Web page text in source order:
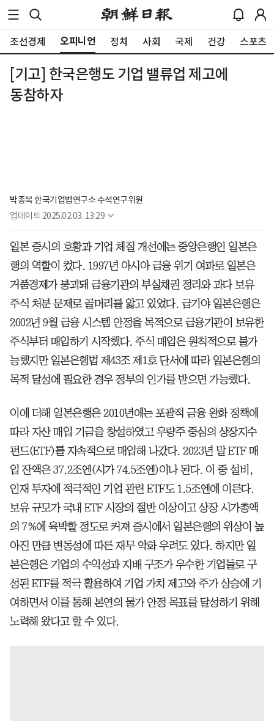
조선경제 오피니언 정치 사회 국제 건강 스포츠
[기고] 한국은행도 기업 밸류업 제고에
동참하자
박종복 한국기업법연구소 수석연구위원
업데이트 2025.02.03. 13:29
일본 증시의 호황과 기업 체질 개선에는 중앙은행인 일본은
행의 역할이 컸다. 1997년 아시아 금융 위기 여파로 일본은
거품경제가 붕괴돼 금융기관의 부실채권 정리와 과다 보유
주식 처분 문제로 골머리를 앓고 있었다. 급기야 일본은행은
2002년 9월 금융 시스템 안정을 목적으로 금융기관이 보유한
주식부터 매입하기 시작했다. 주식 매입은 원칙적으로 불가
능했지만 일본은행법 제43조 제1호 단서에 따라 일본은행의
목적 달성에 필요한 경우 정부의 인가를 받으면 가능했다.
이에 더해 일본은행은 2010년에는 포괄적 금융 완화 정책에
따라 자산 매입 기금을 창설하였고 우량주 중심의 상장지수
펀드(ETF)를 지속적으로 매입해 나갔다. 2023년 말 ETF 매
입 잔액은 37.2조엔(시가 74.5조엔)이나 된다. 이 중 설비,
인재 투자에 적극적인 기업 관련 ETF도 1.5조엔에 이른다.
보유 규모가 국내 ETF 시장의 절반 이상이고 상장 시가총액
의 7%에 육박할 정도로 커져 증시에서 일본은행의 위상이 높
아진 만큼 변동성에 따른 재무 악화 우려도 있다. 하지만 일
본은행은 기업의 수익성과 지배 구조가 우수한 기업들로 구
성된 ETF를 적극 활용하여 기업 가치 제고와 주가 상승에 기
여하면서 이를 통해 본연의 물가 안정 목표를 달성하기 위해
노력해 왔다고 할 수 있다.